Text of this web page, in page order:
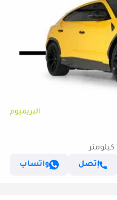
البريميوم
إتصل
واتساب